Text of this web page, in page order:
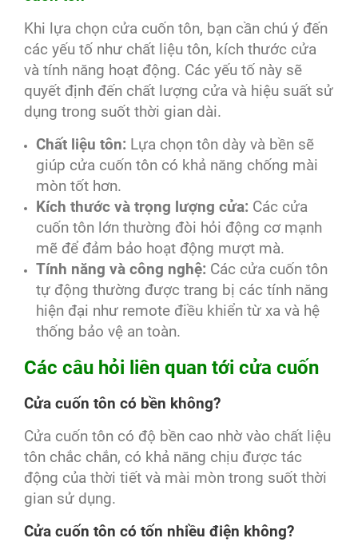
Khi lựa chọn cửa cuốn tôn, bạn cần chú ý đến
các yếu tố như chất liệu tôn, kích thước cửa
và tính năng hoạt động. Các yếu tố này sẽ
quyết định đến chất lượng cửa và hiệu suất sử
dụng trong suốt thời gian dài.
Chất liệu tôn: Lựa chọn tôn dày và bền sẽ
giúp cửa cuốn tôn có khả năng chống mài
mòn tốt hơn.
Kích thước và trọng lượng cửa: Các cửa
cuốn tôn lớn thường đòi hỏi động cơ mạnh
mẽ để đảm bảo hoạt động mượt mà.
Tính năng và công nghệ: Các cửa cuốn tôn
tự động thường được trang bị các tính năng
hiện đại như remote điều khiển từ xa và hệ
thống bảo vệ an toàn.
Các câu hỏi liên quan tới cửa cuốn
Cửa cuốn tôn có bền không?
Cửa cuốn tôn có độ bền cao nhờ vào chất liệu
tôn chắc chắn, có khả năng chịu được tác
động của thời tiết và mài mòn trong suốt thời
gian sử dụng.
Cửa cuốn tôn có tốn nhiều điện không?